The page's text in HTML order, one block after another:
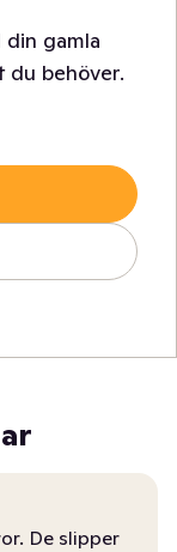
din gamla
du behöver.
De slipper